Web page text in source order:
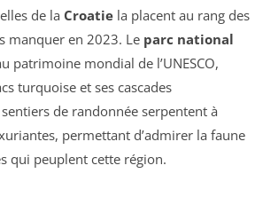
de la Croatie la placent au rang des
manquer en 2023. Le parc national
patrimoine mondial de l’UNESCO,
turquoise et ses cascades
de randonnée serpentent à
permettant d’admirer la faune
qui peuplent cette région.